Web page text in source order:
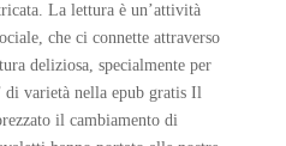
La lettura è un’attività
che ci connette attraverso
deliziosa, specialmente per
di varietà nella epub gratis Il
il cambiamento di